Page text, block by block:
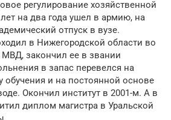
регулирование хозяйственной
на два года ушел в армию, на
отпуск в вузе.
в Нижегородской области во
МВД, закончил ее в звании
в запас перевелся на
и на постоянной основе
Окончил институт в 2001-м. А в
диплом магистра в Уральской